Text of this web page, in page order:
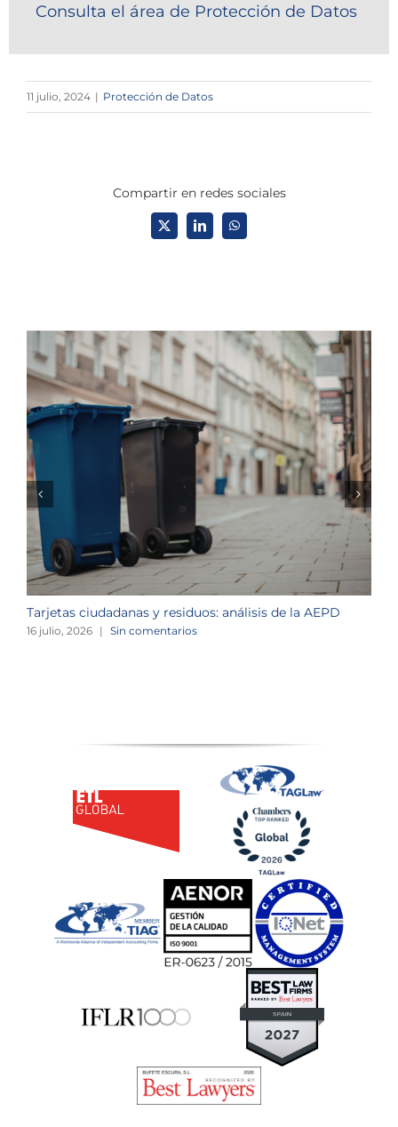
Consulta el área de Protección de Datos
11 julio, 2024 | Protección de Datos
Compartir en redes sociales
X LinkedInWhatsApp
Tarjetas ciudadanas y residuos: análisis de la AEPD
16 julio, 2026 | Sin comentarios